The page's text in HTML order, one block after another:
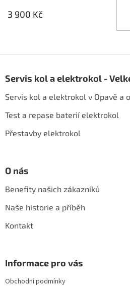
3 900 Kč
pServis kol a elektrokol -
Servis kol a elektrokol v Opavě a
Test a repase baterií elektrokol
Přestavby elektrokol
O nás
Benefity našich zákazníků
Naše historie a příběh
Kontakt
Informace pro vás
Obchodní podmínky